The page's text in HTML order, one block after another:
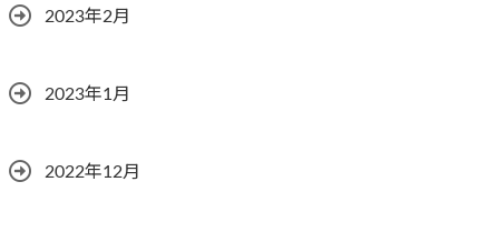
2023年2月
2023年1月
2022年12月